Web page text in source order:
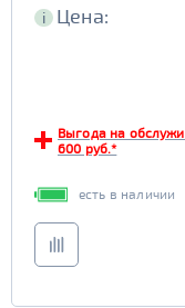
i Цена:
Выгода на
600 руб.*
есть в наличии